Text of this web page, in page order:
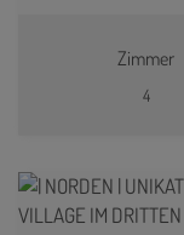
Zimmer
4